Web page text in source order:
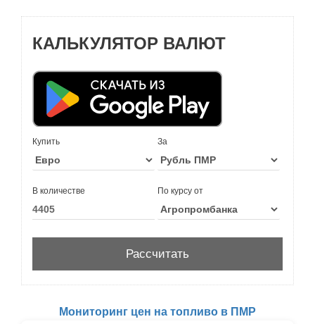
КАЛЬКУЛЯТОР ВАЛЮТ
Купить За
В количестве По курсу от
Мониторинг цен на топливо в ПМР